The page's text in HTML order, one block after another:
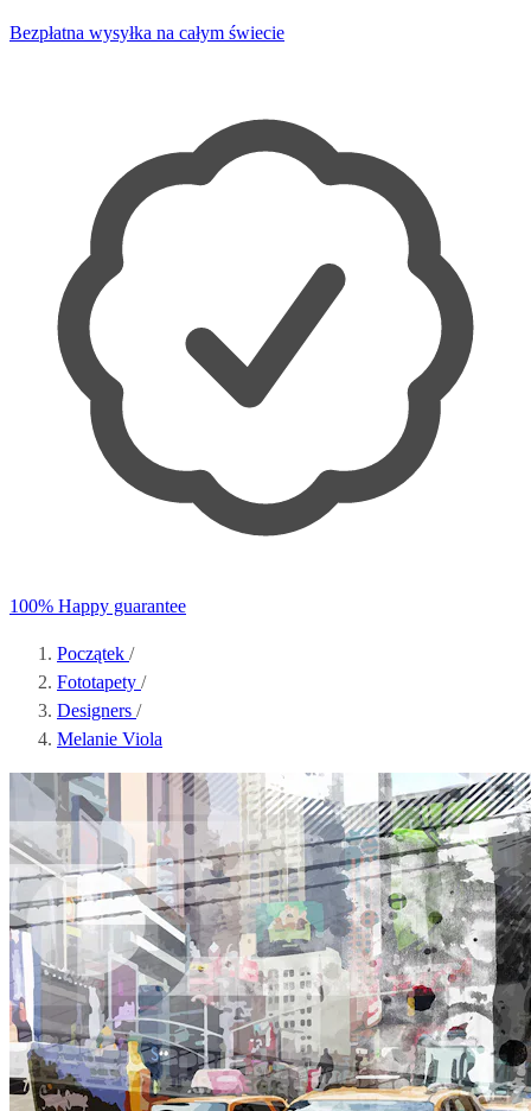
Bezpłatna wysyłka na całym świecie
100% Happy guarantee
Początek /
Fototapety /
Designers /
Melanie Viola